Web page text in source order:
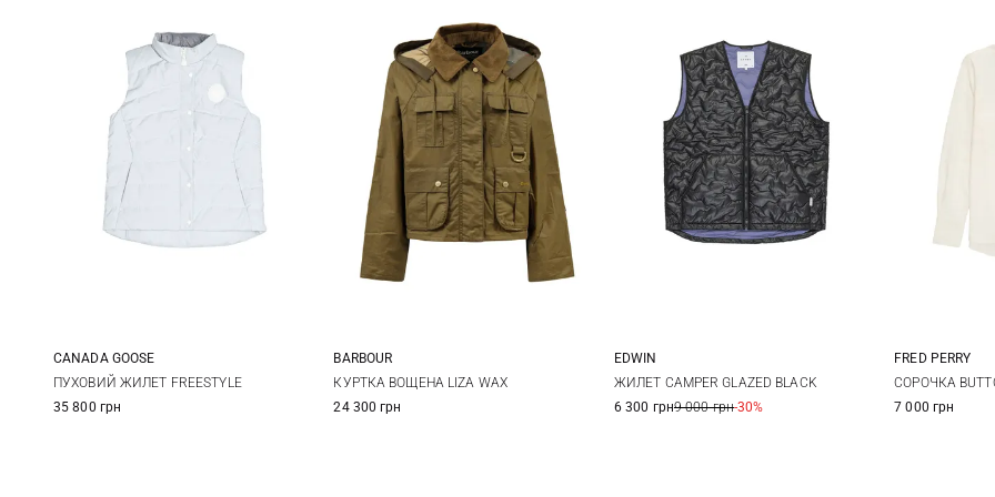
XS S M
CANADA GOOSE
ПУХОВИЙ ЖИЛЕТ FREESTYLE
35 800 грн
8 10 12
BARBOUR
КУРТКА ВОЩЕНА LIZA WAX
24 300 грн
S M L
EDWIN
ЖИЛЕТ CAMPER GLAZED BLACK
6 300 грн9 000 грн-30%
6
FRED PERRY
СОРОЧКА
7 000 грн